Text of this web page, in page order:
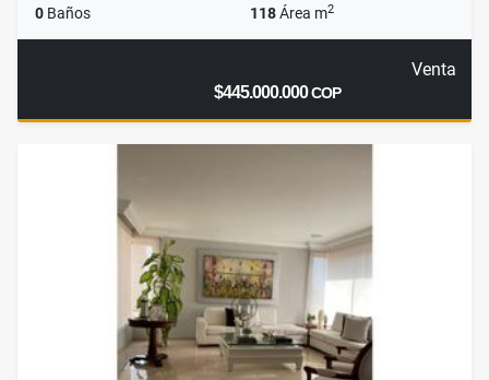
0 Baños 118Área m2
Venta
$445.000.000COP